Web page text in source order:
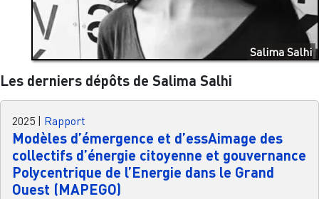
Salima Salhi
Les derniers dépôts de Salima Salhi
2025 Rapport
Modèles d’émergence et d’essAimage des
collectifs d’énergie citoyenne et gouvernance
Polycentrique de l’Energie dans le Grand
Ouest (MAPEGO)